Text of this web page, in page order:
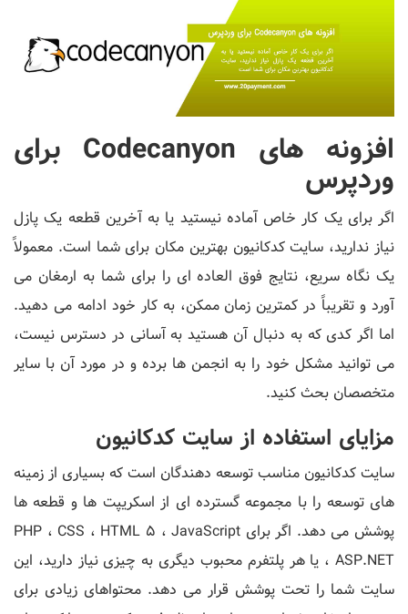
افزونه های Codecanyon برای
وردپرس
اگر برای یک کار خاص آماده نیستید یا به آخرین قطعه یک پازل
نیاز ندارید، سایت کدکانیون بهترین مکان برای شما است. معمولاً
یک نگاه سریع، نتایج فوق العاده ای را برای شما به ارمغان می
آورد و تقریباً در کمترین زمان ممکن، به کار خود ادامه می دهید.
اما اگر کدی که به دنبال آن هستید به آسانی در دسترس نیست،
می توانید مشکل خود را به انجمن ها برده و در مورد آن با سایر
متخصصان بحث کنید.
مزایای استفاده از سایت کدکانیون
سایت کدکانیون مناسب توسعه دهندگان است که بسیاری از زمینه
های توسعه را با مجموعه گسترده ای از اسکریپت ها و قطعه ها
پوشش می دهد. اگر برای PHP ، CSS ، HTML 5 ، JavaScript
، ASP.NET یا هر پلتفرم محبوب دیگری به چیزی نیاز دارید، این
سایت شما را تحت پوشش قرار می دهد. محتواهای زیادی برای